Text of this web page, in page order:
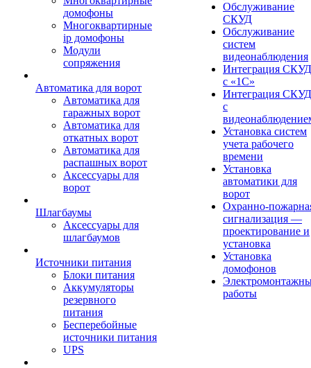
домофоны
Многоквартирные
ip домофоны
Модули
сопряжения
Автоматика для ворот
Автоматика для
гаражных ворот
Автоматика для
откатных ворот
Автоматика для
распашных ворот
Аксессуары для
ворот
Шлагбаумы
Аксессуары для
шлагбаумов
Источники питания
Блоки питания
Аккумуляторы
резервного
питания
Бесперебойные
источники питания
UPS
Обслуживание
СКУД
Обслуживание
систем
видеонаблюдения
Интеграция СКУД
с «1С»
Интеграция СКУД
с
Установка систем
учета рабочего
времени
Установка
автоматики для
ворот
Охранно-
сигнализация —
проектирование и
установка
Установка
домофонов
работы